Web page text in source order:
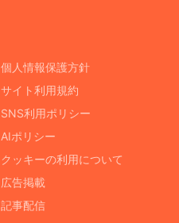
個人情報保護方針
サイト利用規約
SNS利用ポリシー
AIポリシー
クッキーの利用について
広告掲載
記事配信